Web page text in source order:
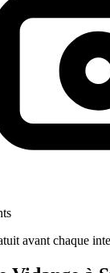
avant chaque